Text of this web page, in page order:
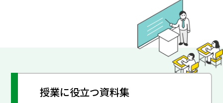
授業に役立つ資料集